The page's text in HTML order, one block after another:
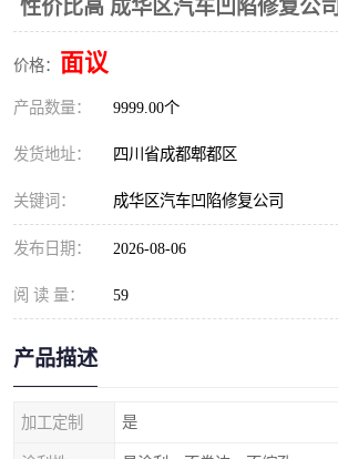
性价比高 成华区汽车凹陷修复公司
价格： 面议
产品数量： 9999.00个
发货地址： 四川省成都郫都区
关键词： 成华区汽车凹陷修复公司
发布日期： 2026-08-06
阅 读 量： 59
产品描述
加工定制 是